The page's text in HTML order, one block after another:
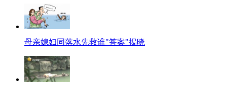
母亲媳妇同落水先救谁"答案"揭晓